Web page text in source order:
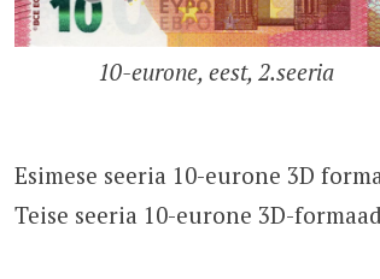
10-eurone, eest, 2.seeria
Esimese seeria 10-eurone 3D
Teise seeria 10-eurone 3D-